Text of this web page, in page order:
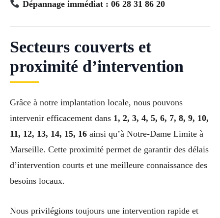
Dépannage immédiat : 06 28 31 86 20
Secteurs couverts et
proximité d’intervention
Grâce à notre implantation locale, nous pouvons
intervenir efficacement dans 1, 2, 3, 4, 5, 6, 7, 8, 9, 10,
11, 12, 13, 14, 15, 16 ainsi qu’à Notre-Dame Limite à
Marseille. Cette proximité permet de garantir des délais
d’intervention courts et une meilleure connaissance des
besoins locaux.
Nous privilégions toujours une intervention rapide et